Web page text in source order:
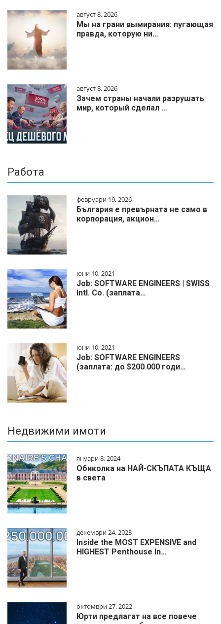
август 8, 2026
Мы на грани вымирания: пугающая
правда, которую ни…
август 8, 2026
Зачем страны начали разрушать
мир, который сделал …
Работа
февруари 19, 2026
България е превърната не само в
корпорация, акцион…
юни 10, 2021
Job: SOFTWARE ENGINEERS | SWISS
Intl. Co. (заплата…
юни 10, 2021
Job: SOFTWARE ENGINEERS
(заплата: до $200 000 годи…
Недвижими имоти
януари 8, 2024
Обиколка на НАЙ-СКЪПАТА КЪЩА
в света
декември 24, 2023
Inside the MOST EXPENSIVE and
HIGHEST Penthouse In…
октомври 27, 2022
Юрти предлагат на все повече